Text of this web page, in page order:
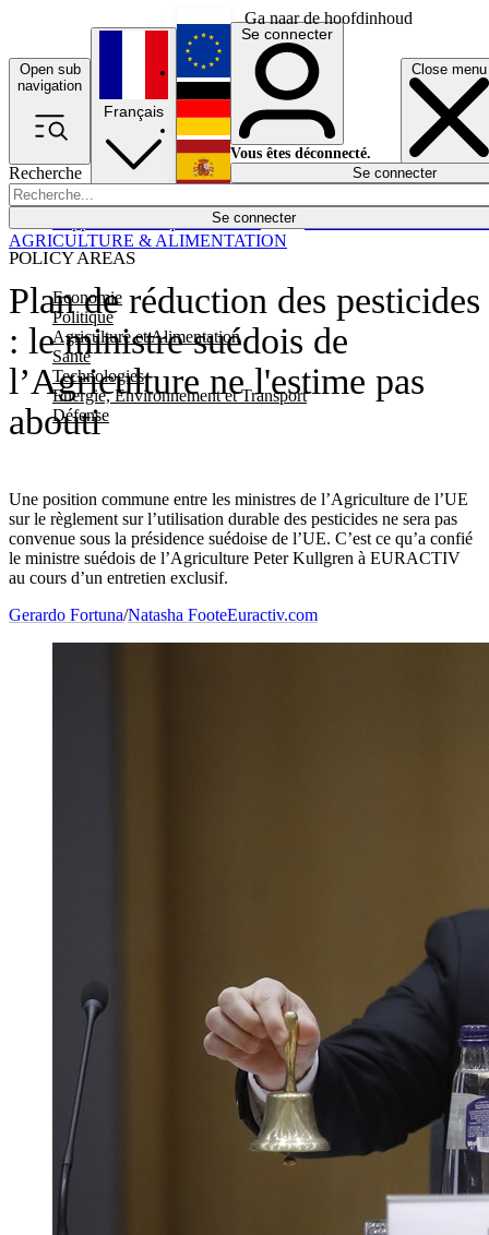
Ga naar de hoofdinhoud
Open sub
navigation
Close menu
Recherche
Se connecter
POLICY AREAS
Economie
Politique
Agriculture et Alimentation
Santé
Technologies
Energie, Environnement et Transport
Défense
Économie
Français
English
Deutsch
Español
Se connecter
Vous êtes déconnecté.
Se connecter
Plan de réduction des pesticides
: le ministre suédois de
l’Agriculture ne l'estime pas
abouti
Une position commune entre les ministres de l’Agriculture de l’UE
sur le règlement sur l’utilisation durable des pesticides ne sera pas
convenue sous la présidence suédoise de l’UE. C’est ce qu’a confié
le ministre suédois de l’Agriculture Peter Kullgren à EURACTIV
au cours d’un entretien exclusif.
AGRICULTURE & ALIMENTATION
Gerardo Fortuna/Natasha FooteEuractiv.com